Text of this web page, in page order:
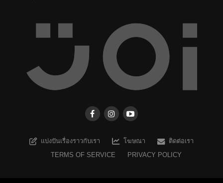
แบ่งปันเรื่องราวกับเรา โฆษณา
ติดต่อเรา
TERMS OF SERVICE
PRIVACY POLICY